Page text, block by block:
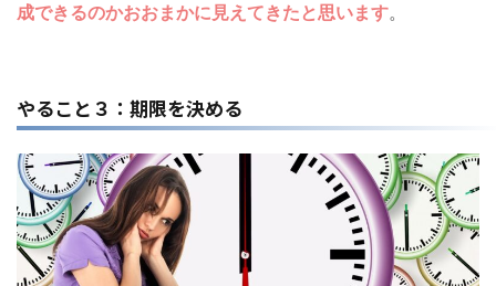
成できるのかおおまかに見えてきたと思います。
やること３：期限を決める